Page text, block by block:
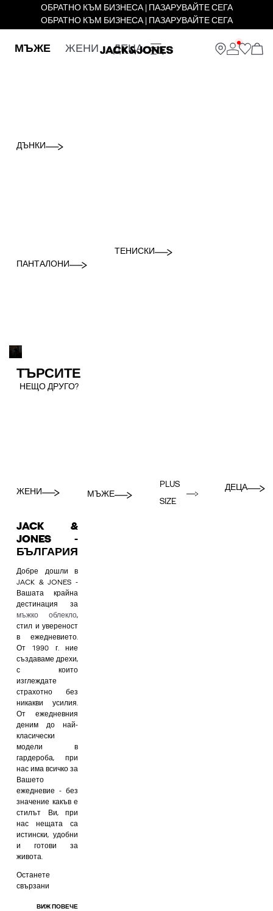
ОБРАТНО КЪМ БИЗНЕСА | ПАЗАРУВАЙТЕ СЕГА
ОБРАТНО КЪМ БИЗНЕСА | ПАЗАРУВАЙТЕ СЕГА
МЪЖЕ ЖЕНИ ДЕЦА
ДЪНКИ
ПАНТАЛОНИ
ТЕНИСКИ
ТЪРСИТЕ
НЕЩО ДРУГО?
ЖЕНИ МЪЖЕ
PLUS
SIZE
ДЕЦА
JACK &
JONES -
БЪЛГАРИЯ
Добре дошли в
JACK & JONES -
Вашата крайна
дестинация за
мъжко облекло,
стил и увереност
в ежедневието.
От 1990 г. ние
създаваме дрехи,
с които
изглеждате
страхотно без
никакви усилия.
От ежедневния
деним до най-
класически
модели в
гардероба, при
нас има всичко за
Вашето
ежедневие - без
значение какъв е
стилът Ви, при
нас нещата са
истински, удобни
и готови за
живота.
Останете
свързани
ВИЖ ПОВЕЧЕ